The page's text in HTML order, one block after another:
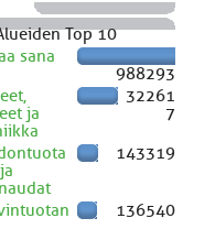
Top 10
sana
988293
ja
32261
7
143319
136540